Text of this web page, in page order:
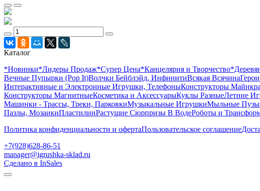
Каталог
*Новинки*Лидеры Продаж*Супер Цена*Канцелярия и Творчество
Вечные Пупырки (Pop It)Волчки Бейблэйд, ИнфинитиВсякая Всячина
Интерактивные и Электронные Игрушки, ТелефоныКонструкторы
Конструкторы МагнитныеКосметика и АксессуарыКуклы РазныеЛетние
Машинки - Трассы, Треки, ПарковкиМузыкальные ИгрушкиМыльные
Пазлы, МозаикиПластилинРастущие Сюрпризы В ВодеРоботы и
Политика конфиденциальности и офертаПользовательское соглашение
+7(928)628-86-51
manager@igrushka-sklad.ru
Сделано в InSales